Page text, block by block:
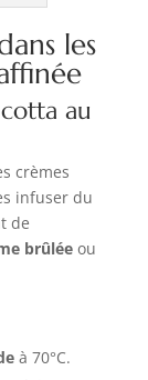
les
au
crèmes
infuser du
de
brûléeou
à 70°C.